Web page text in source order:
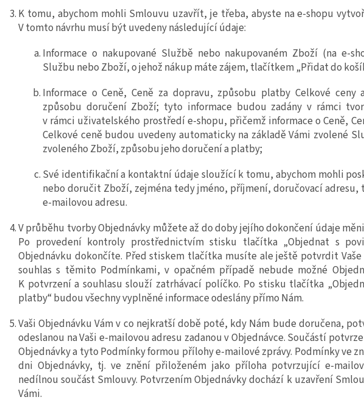
K tomu, abychom mohli Smlouvu uzavřít, je třeba, abyste na e-shopu
V tomto návrhu musí být uvedeny následující údaje:
Informace o nakupované Službě nebo nakupovaném Zboží (nae-
Službu nebo Zboží, o jehož nákup máte zájem, tlačítkem „Přidat do
Informace o Ceně, Ceně za dopravu, způsobu platby Celkové ceny
způsobu doručení Zboží; tyto informace budou zadány v rámci
v rámci uživatelského prostředíe-shopu, přičemž informace o Ceně,
Celkové ceně budou uvedeny automaticky na základě Vámi zvolené
zvoleného Zboží, způsobu jeho doručení a platby;
Své identifikační a kontaktní údaje sloužící k tomu, abychom mohli
nebo doručit Zboží, zejména tedy jméno, příjmení, doručovací adresu,
e-mailovou adresu.
V průběhu tvorby Objednávky můžeteaž do doby jejího dokončení údaje
Po provedení kontroly prostřednictvím stisku tlačítka „Objednat s
Objednávku dokončíte. Před stiskem tlačítka musíte ale ještě potvrdit Vaše
souhlas s těmito Podmínkami, v opačném případě nebude možné
K potvrzení a souhlasu slouží zatrhávací políčko. Po stisku tlačítka
platby“ budou všechny vyplněné informace odeslány přímo Nám.
Vaši Objednávku Vám v co nejkratší době poté, kdy Nám bude doručena,
odeslanou na Vaši e-mailovou adresu zadanou v Objednávce. Součástí
Objednávky a tyto Podmínky formou přílohy e-mailové zprávy. Podmínky ve
dni Objednávky, tj. ve znění přiloženém jako příloha potvrzující e-
nedílnou součást Smlouvy. Potvrzením Objednávky dochází k uzavření
Vámi.